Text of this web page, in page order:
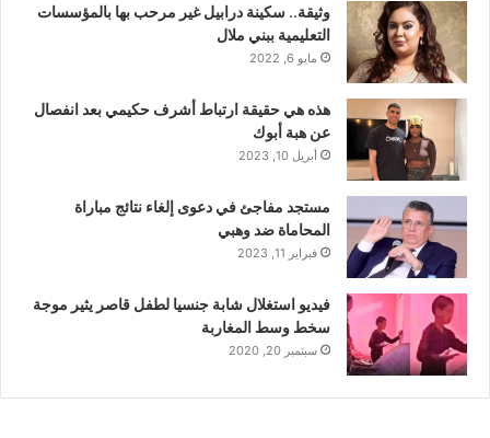
وثيقة.. سكينة درابيل غير مرحب بها بالمؤسسات
التعليمية ببني ملال
مايو 6, 2022
هذه هي حقيقة ارتباط أشرف حكيمي بعد انفصال
عن هبة أبوك
أبريل 10, 2023
مستجد مفاجئ في دعوى إلغاء نتائج مباراة
المحاماة ضد وهبي
فبراير 11, 2023
فيديو استغلال شابة جنسيا لطفل قاصر يثير موجة
سخط وسط المغاربة
سبتمبر 20, 2020